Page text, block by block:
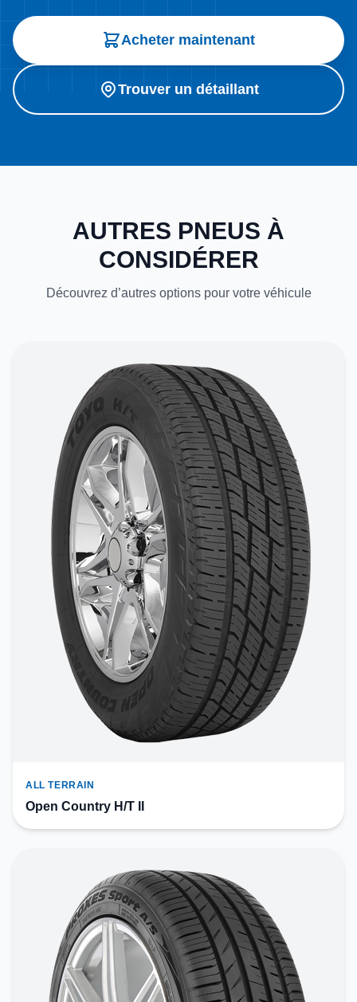
Acheter maintenant
Trouver un détaillant
AUTRES PNEUS À
CONSIDÉRER
Découvrez d’autres options pour votre véhicule
ALL TERRAIN
Open Country H/T II